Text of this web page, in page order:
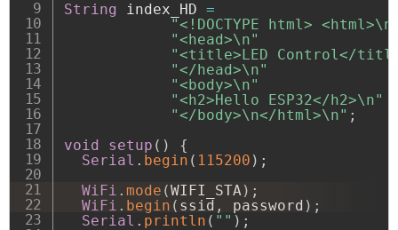
String index_HD =
"<!DOCTYPE html>
"<head>\n"
"<title>LED Control</
"</head>\n"
"<body>\n"
"<h2>Hello ESP32</h2>\n"
"</body>\n</html>\n" ;
void
setup ( )
{
Serial . begin ( 115200 ) ;
WiFi . mode (WIFI_STA) ;
WiFi . begin ( ssid , password ) ;
Serial . println ( "" ) ;